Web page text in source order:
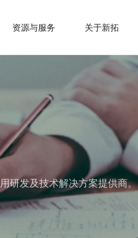
资源与服务 关于新拓
研发及技术解决方案提供商。